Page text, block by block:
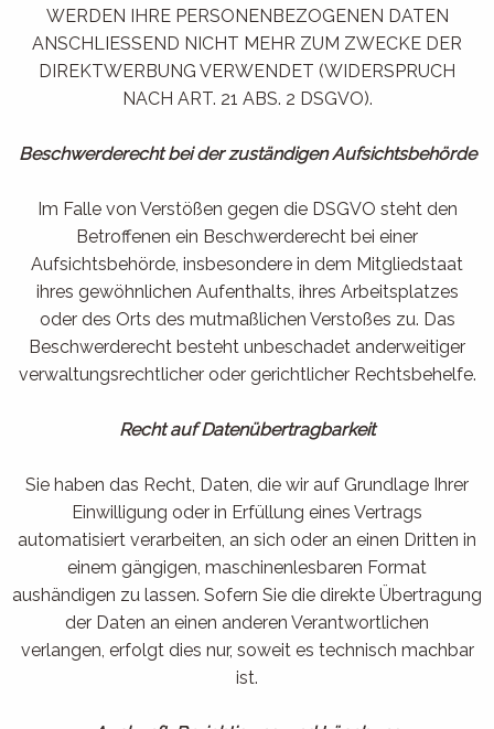
WERDEN IHRE PERSONENBEZOGENEN DATEN
ANSCHLIESSEND NICHT MEHR ZUM ZWECKE DER
DIREKTWERBUNG VERWENDET (WIDERSPRUCH
NACH ART. 21 ABS. 2 DSGVO).
Beschwerderecht bei der zuständigen Aufsichtsbehörde
Im Falle von Verstößen gegen die DSGVO steht den
Betroffenen ein Beschwerderecht bei einer
Aufsichtsbehörde, insbesondere in dem Mitgliedstaat
ihres gewöhnlichen Aufenthalts, ihres Arbeitsplatzes
oder des Orts des mutmaßlichen Verstoßes zu. Das
Beschwerderecht besteht unbeschadet anderweitiger
verwaltungsrechtlicher oder gerichtlicher Rechtsbehelfe.
Recht auf Datenübertragbarkeit
Sie haben das Recht, Daten, die wir auf Grundlage Ihrer
Einwilligung oder in Erfüllung eines Vertrags
automatisiert verarbeiten, an sich oder an einen Dritten in
einem gängigen, maschinenlesbaren Format
aushändigen zu lassen. Sofern Sie die direkte Übertragung
der Daten an einen anderen Verantwortlichen
verlangen, erfolgt dies nur, soweit es technisch machbar
ist.